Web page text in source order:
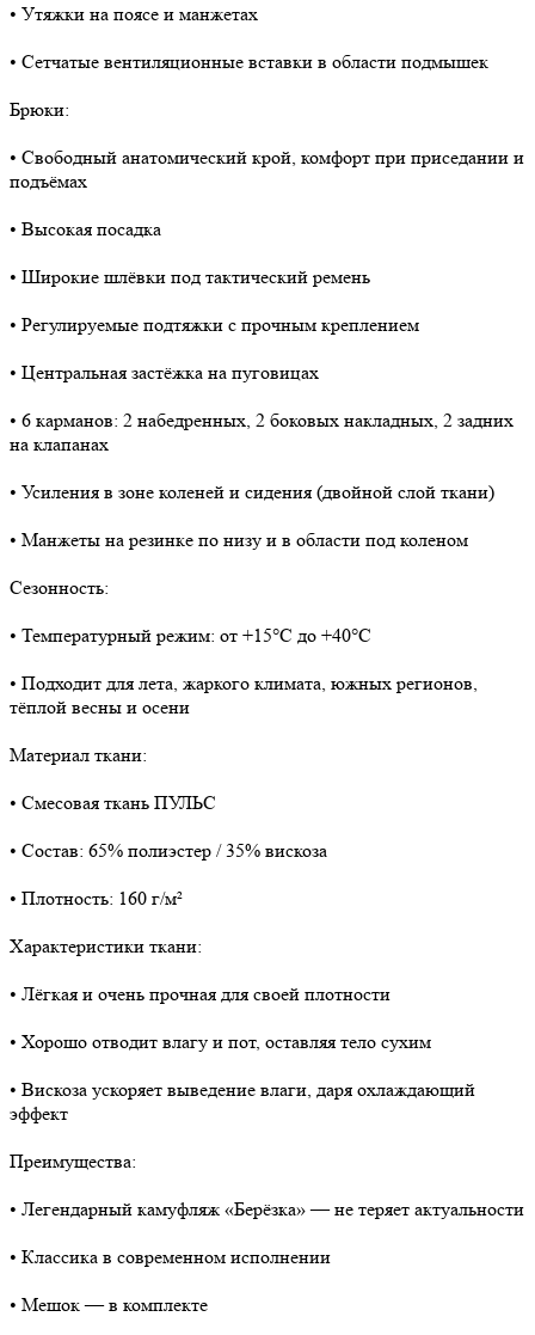
• Утяжки на поясе и манжетах
• Сетчатые вентиляционные вставки в области подмышек
Брюки:
• Свободный анатомический крой, комфорт при приседании и
подъёмах
• Высокая посадка
• Широкие шлёвки под тактический ремень
• Регулируемые подтяжки с прочным креплением
• Центральная застёжка на пуговицах
• 6 карманов: 2 набедренных, 2 боковых накладных, 2 задних
на клапанах
• Усиления в зоне коленей и сидения (двойной слой ткани)
• Манжеты на резинке по низу и в области под коленом
Сезонность:
• Температурный режим: от +15°C до +40°C
• Подходит для лета, жаркого климата, южных регионов,
тёплой весны и осени
Материал ткани:
• Смесовая ткань ПУЛЬС
• Состав: 65% полиэстер / 35% вискоза
• Плотность: 160 г/м²
Характеристики ткани:
• Лёгкая и очень прочная для своей плотности
• Хорошо отводит влагу и пот, оставляя тело сухим
• Вискоза ускоряет выведение влаги, даря охлаждающий
эффект
Преимущества:
• Легендарный камуфляж «Берёзка» — не теряет актуальности
• Классика в современном исполнении
• Мешок — в комплекте